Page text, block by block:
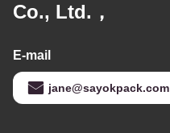
Co., Ltd.，
E-mail
jane@sayokpack.com